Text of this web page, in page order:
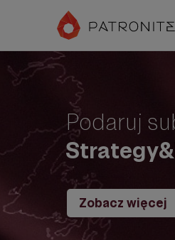
Podaruj
Zobacz więcej